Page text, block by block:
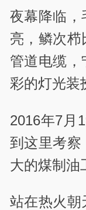
夜幕降临，
亮，鳞次栉
管道电缆，
彩的灯光装
2016年7月
到这里考察
大的煤制油
站在热火朝